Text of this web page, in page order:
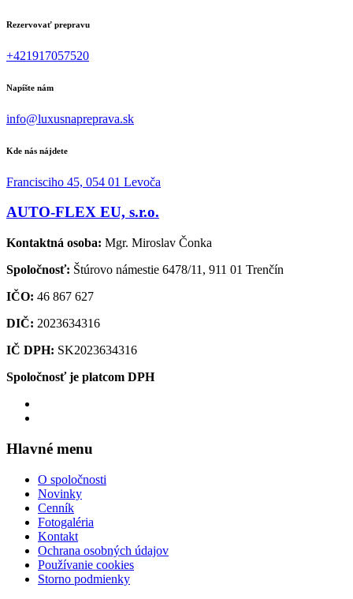
Rezervovať prepravu
+421917057520
Napíšte nám
info@luxusnapreprava.sk
Kde nás nájdete
Francisciho 45, 054 01 Levoča
AUTO-FLEX EU, s.r.o.
Kontaktná osoba: Mgr. Miroslav Čonka
Spoločnosť: Štúrovo námestie 6478/11, 911 01 Trenčín
IČO: 46 867 627
DIČ: 2023634316
IČ DPH: SK2023634316
Spoločnosť je platcom DPH
Hlavné menu
O spoločnosti
Novinky
Cenník
Fotogaléria
Kontakt
Ochrana osobných údajov
Používanie cookies
Storno podmienky